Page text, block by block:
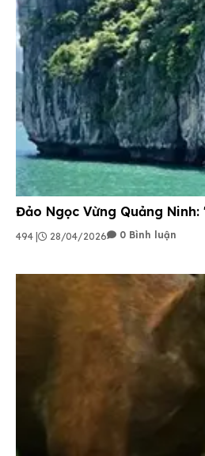
Đảo Ngọc Vừng Quảng
494 | 28/04/2026 0 Bình luận